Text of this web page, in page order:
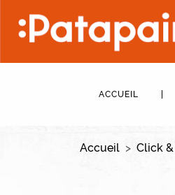
ACCUEIL
Accueil Click